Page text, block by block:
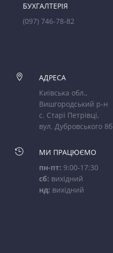
БУХГАЛТЕРІЯ
(097) 746-78-82

АДРЕСА
Київська обл.,
Вишгородський р-н
с. Старі Петрівці,
вул. Дубровського 8б

МИ ПРАЦЮЄМО
пн-пт: 9:00-17:30
сб: вихідний
нд: вихідний